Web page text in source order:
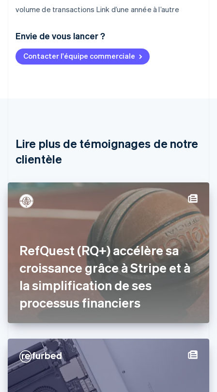
volume de transactions Link d’une année à l’autre
Envie de vous lancer ?
Contacter l'équipe commerciale
Lire plus de témoignages de notre
clientèle
RefQuest (RQ+) accélère sa
croissance grâce à Stripe et à
la simplification de ses
processus financiers
Allemagne
Brésil
PortuguêsEnglish
Bulgarie
Chine continentale
简体中文
Chypre
English
Danemark
English
Émirats arabes unis
English
EspañolEnglish
English
États-Unis
English Español简体中文
Finlande
EnglishSvenska
France
Français English